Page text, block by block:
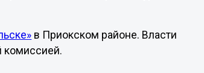
в Приокском районе. Власти
комиссией.